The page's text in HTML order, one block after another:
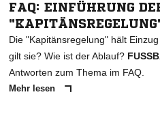
FAQ: EINFÜHRUNG
Die "Kapitänsregelung" hält
gilt sie? Wie ist der Ablauf?
Antworten zum Thema im FAQ.
Mehr lesen